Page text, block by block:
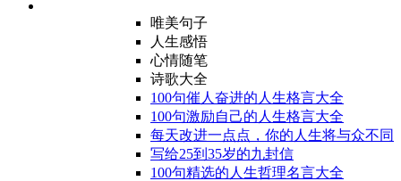
唯美句子
人生感悟
心情随笔
诗歌大全
100句催人奋进的人生格言大全
100句激励自己的人生格言大全
每天改进一点点，你的人生将与众不同
写给25到35岁的九封信
100句精选的人生哲理名言大全